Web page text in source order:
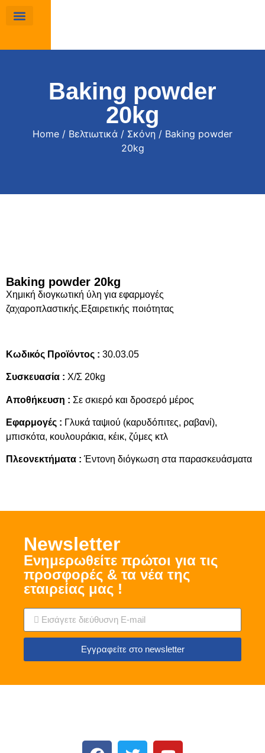
Baking powder
20kg
Home / Βελτιωτικά / Σκόνη / Baking powder
20kg
Baking powder 20kg
Χημική διογκωτική ύλη για εφαρμογές
ζαχαροπλαστικής.Εξαιρετικής ποιότητας
Κωδικός Προϊόντος : 30.03.05
Συσκευασία : Χ/Σ 20kg
Αποθήκευση : Σε σκιερό και δροσερό μέρος
Εφαρμογές : Γλυκά ταψιού (καρυδόπιτες, ραβανί),
μπισκότα, κουλουράκια, κέικ, ζύμες κτλ
Πλεονεκτήματα : Έντονη διόγκωση στα παρασκευάσματα
Νewsletter
Ενημερωθείτε πρώτοι για τις
προσφορές & τα νέα της
εταιρείας μας !
Εγγραφείτε στο newsletter